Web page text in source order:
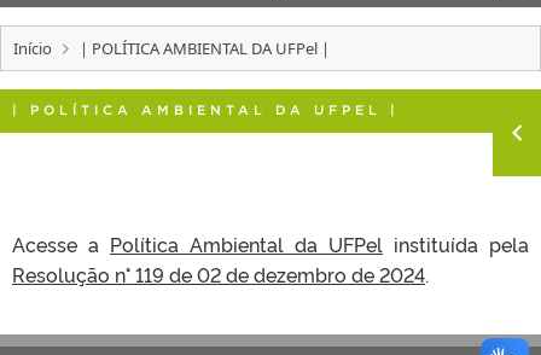
CONCURSOS
INTERNACIONAL
Início | POLÍTICA AMBIENTAL DA UFPel |
| POLÍTICA AMBIENTAL DA UFPEL |
Acesse a Política Ambiental da UFPel instituída pela
Resolução n° 119 de 02 de dezembro de 2024.